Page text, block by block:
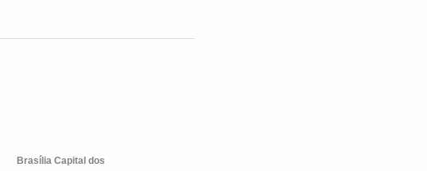
Brasília Capital dos